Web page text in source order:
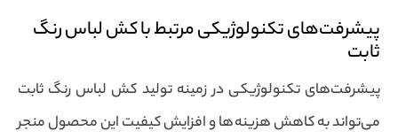
پیشرفت‌های تکنولوژیکی مرتبط با کش لباس رنگ
ثابت
پیشرفت‌های تکنولوژیکی در زمینه تولید کش لباس رنگ ثابت
می‌تواند به کاهش هزینه‌ها و افزایش کیفیت این محصول منجر